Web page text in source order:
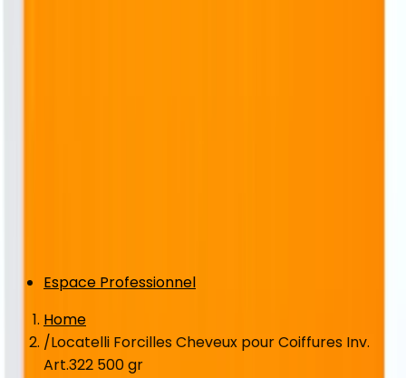
Espace Professionnel
Home
/Locatelli Forcilles Cheveux pour Coiffures Inv.
Art.322 500 gr